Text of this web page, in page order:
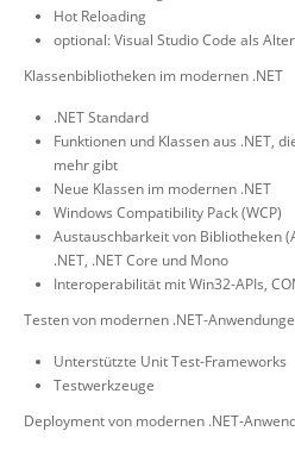
Hot Reloading
optional: Visual Studio Code als
Klassenbibliotheken im modernen .NET
.NET Standard
Funktionen und Klassen aus .NET,
mehr gibt
Neue Klassen im modernen .NET
Windows Compatibility Pack (WCP)
Austauschbarkeit von Bibliotheken
.NET, .NET Core und Mono
Interoperabilität mit Win32-APIs,
Testen von modernen .NET-
Unterstützte Unit Test-Frameworks
Testwerkzeuge
Deployment von modernen .NET-